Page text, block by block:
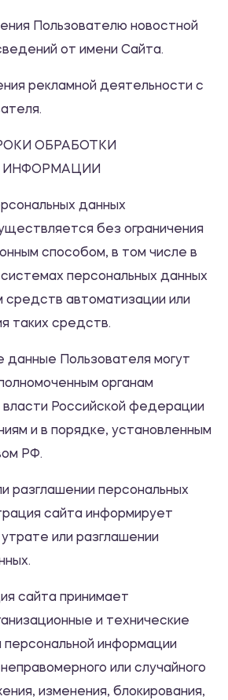
Пользователю новостной
от имени Сайта.
рекламной деятельности с
ОБРАБОТКИ
ИНФОРМАЦИИ
данных
без ограничения
способом, в том числе в
персональных данных
средств автоматизации или
таких средств.
данные Пользователя могут
органам
власти Российской федерации
и в порядке, установленным
РФ.
разглашении персональных
сайта информирует
или разглашении
сайта принимает
и технические
информации
или случайного
изменения, блокирования,